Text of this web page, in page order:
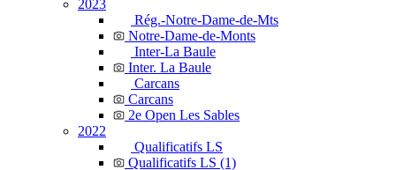
2023
Rég.-Notre-Dame-de-Mts
Notre-Dame-de-Monts
Inter-La Baule
Inter. La Baule
Carcans
Carcans
2e Open Les Sables
2022
Qualificatifs LS
Qualificatifs LS (1)